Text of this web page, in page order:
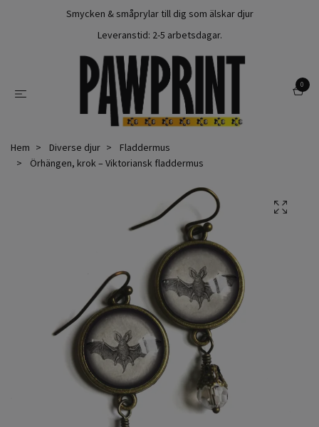
Smycken & småprylar till dig som älskar djur
Leveranstid: 2-5 arbetsdagar.
0
Hem Diverse djur
Fladdermus
Örhängen, krok – Viktoriansk fladdermus